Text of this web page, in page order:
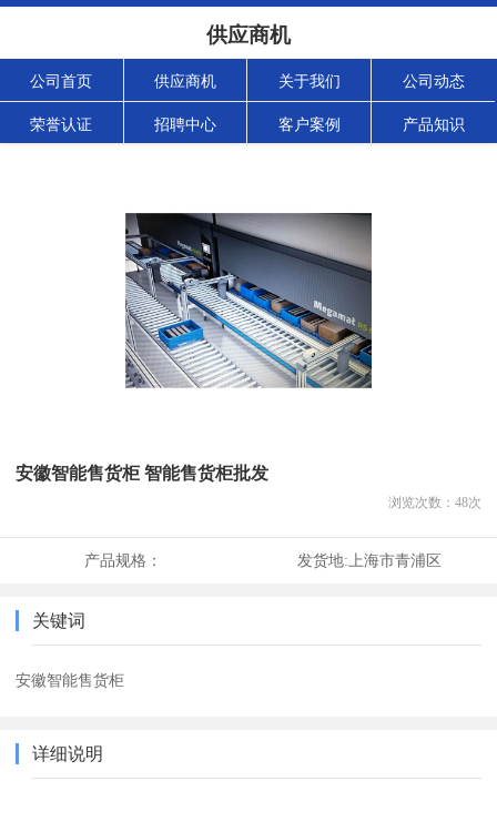
供应商机
公司首页 供应商机 关于我们 公司动态
荣誉认证 招聘中心 客户案例 产品知识
安徽智能售货柜 智能售货柜批发
浏览次数： 48次
产品规格： 发货地: 上海市青浦区
关键词
安徽智能售货柜
详细说明